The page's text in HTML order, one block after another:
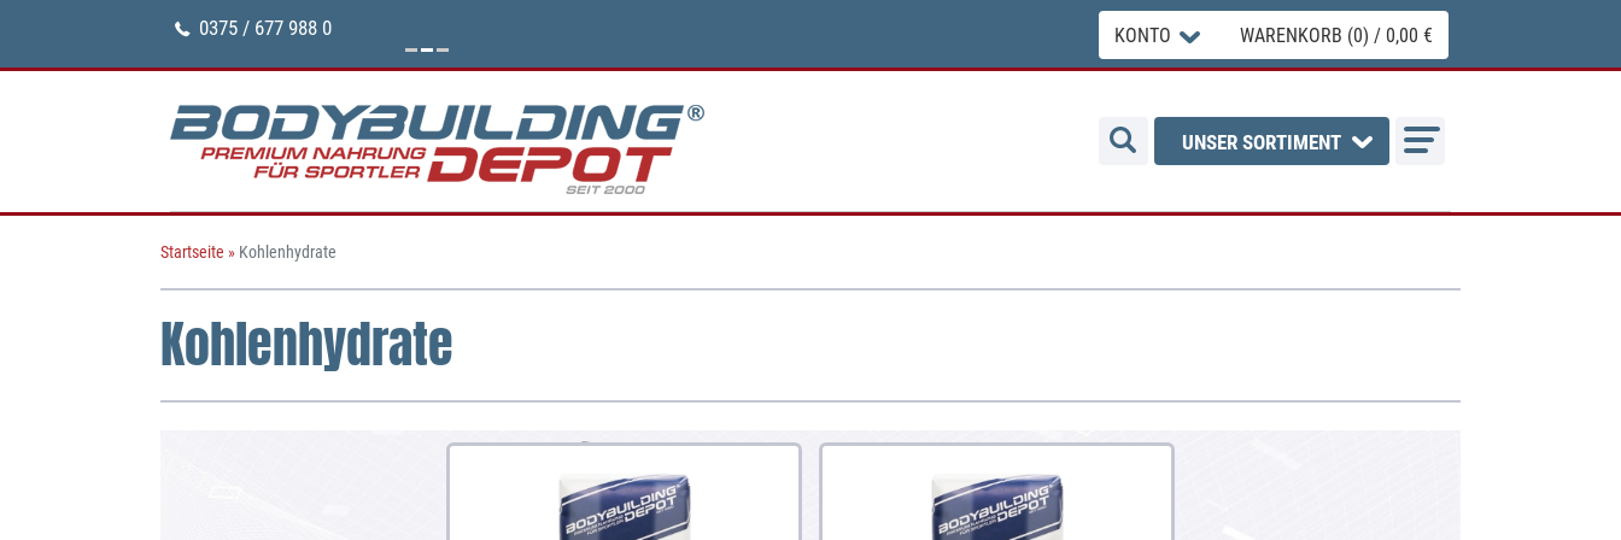
0375 / 677 988 0 KONTO WARENKORB (0) / 0,00 €
UNSER SORTIMENT
Startseite » Kohlenhydrate
Kohlenhydrate